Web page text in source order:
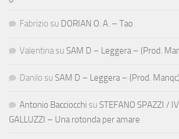
Fabrizio su DORIAN O. A. – Tao
Valentina su SAM D – Leggera – (Prod.
Danilo su SAM D – Leggera – (Prod. Manqc)
Antonio Bacciocchi su STEFANO SPAZZI /
GALLUZZI – Una rotonda per amare